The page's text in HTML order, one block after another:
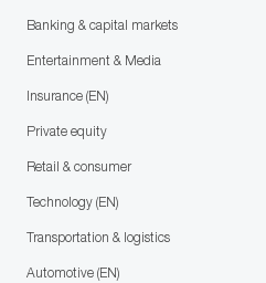
Banking & capital markets
Entertainment & Media
Insurance (EN)
Private equity
Retail & consumer
Technology (EN)
Transportation & logistics
Automotive (EN)